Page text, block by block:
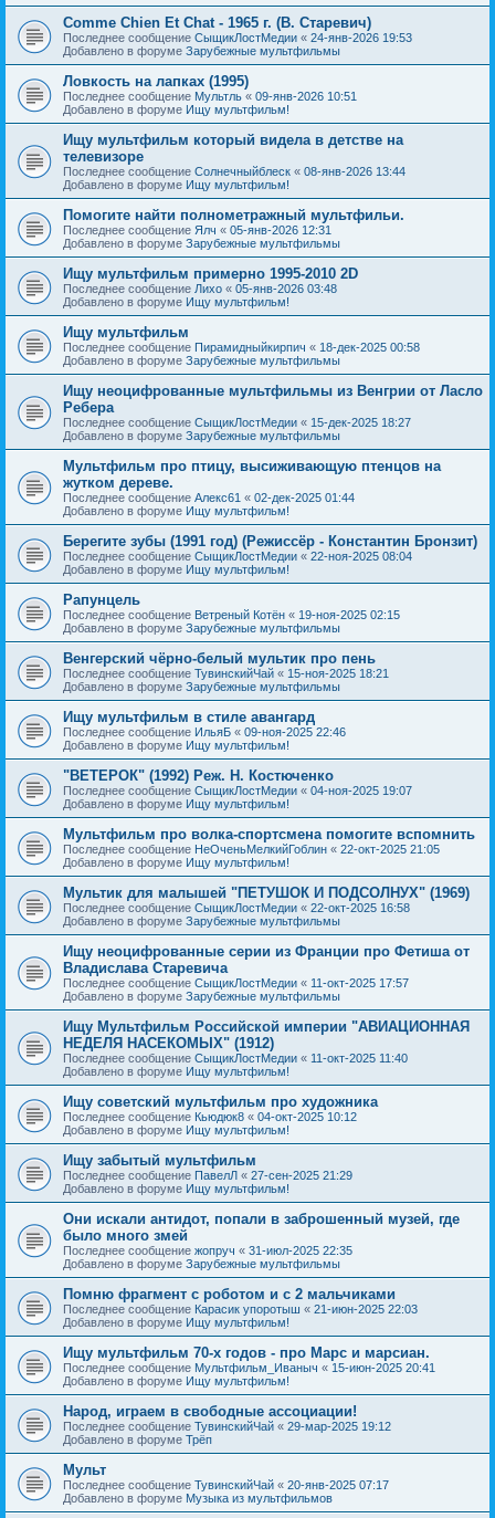
Comme Chien Et Chat - 1965 г. (В. Старевич)
Последнее сообщение СыщикЛостМедии « 24-янв-2026 19:53
Добавлено в форуме Зарубежные мультфильмы
Ловкость на лапках (1995)
Последнее сообщение Мультль « 09-янв-2026 10:51
Добавлено в форуме Ищу мультфильм!
Ищу мультфильм который видела в детстве на
телевизоре
Последнее сообщение Солнечныйблеск « 08-янв-2026 13:44
Добавлено в форуме Ищу мультфильм!
Помогите найти полнометражный мультфильи.
Последнее сообщение Ялч « 05-янв-2026 12:31
Добавлено в форуме Зарубежные мультфильмы
Ищу мультфильм примерно 1995-2010 2D
Последнее сообщение Лихо « 05-янв-2026 03:48
Добавлено в форуме Ищу мультфильм!
Ищу мультфильм
Последнее сообщение Пирамидныйкирпич « 18-дек-2025 00:58
Добавлено в форуме Зарубежные мультфильмы
Ищу неоцифрованные мультфильмы из Венгрии от Ласло
Ребера
Последнее сообщение СыщикЛостМедии « 15-дек-2025 18:27
Добавлено в форуме Зарубежные мультфильмы
Мультфильм про птицу, высиживающую птенцов на
жутком дереве.
Последнее сообщение Алекс61 « 02-дек-2025 01:44
Добавлено в форуме Ищу мультфильм!
Берегите зубы (1991 год) (Режиссёр - Константин Бронзит)
Последнее сообщение СыщикЛостМедии « 22-ноя-2025 08:04
Добавлено в форуме Ищу мультфильм!
Рапунцель
Последнее сообщение Ветреный Котён « 19-ноя-2025 02:15
Добавлено в форуме Зарубежные мультфильмы
Венгерский чёрно-белый мультик про пень
Последнее сообщение ТувинскийЧай « 15-ноя-2025 18:21
Добавлено в форуме Зарубежные мультфильмы
Ищу мультфильм в стиле авангард
Последнее сообщение ИльяБ « 09-ноя-2025 22:46
Добавлено в форуме Ищу мультфильм!
"ВЕТЕРОК" (1992) Реж. Н. Костюченко
Последнее сообщение СыщикЛостМедии « 04-ноя-2025 19:07
Добавлено в форуме Ищу мультфильм!
Мультфильм про волка-спортсмена помогите вспомнить
Последнее сообщение НеОченьМелкийГоблин « 22-окт-2025 21:05
Добавлено в форуме Ищу мультфильм!
Мультик для малышей "ПЕТУШОК И ПОДСОЛНУХ" (1969)
Последнее сообщение СыщикЛостМедии « 22-окт-2025 16:58
Добавлено в форуме Зарубежные мультфильмы
Ищу неоцифрованные серии из Франции про Фетиша от
Владислава Старевича
Последнее сообщение СыщикЛостМедии « 11-окт-2025 17:57
Добавлено в форуме Зарубежные мультфильмы
Ищу Мультфильм Российской империи "АВИАЦИОННАЯ
НЕДЕЛЯ НАСЕКОМЫХ" (1912)
Последнее сообщение СыщикЛостМедии « 11-окт-2025 11:40
Добавлено в форуме Ищу мультфильм!
Ищу советский мультфильм про художника
Последнее сообщение Кьюдюк8 « 04-окт-2025 10:12
Добавлено в форуме Ищу мультфильм!
Ищу забытый мультфильм
Последнее сообщение ПавелЛ « 27-сен-2025 21:29
Добавлено в форуме Ищу мультфильм!
Они искали антидот, попали в заброшенный музей, где
было много змей
Последнее сообщение жопруч « 31-июл-2025 22:35
Добавлено в форуме Зарубежные мультфильмы
Помню фрагмент с роботом и с 2 мальчиками
Последнее сообщение Карасик упоротыш « 21-июн-2025 22:03
Добавлено в форуме Ищу мультфильм!
Ищу мультфильм 70-х годов - про Марс и марсиан.
Последнее сообщение Мультфильм_Иваныч « 15-июн-2025 20:41
Добавлено в форуме Ищу мультфильм!
Народ, играем в свободные ассоциации!
Последнее сообщение ТувинскийЧай « 29-мар-2025 19:12
Добавлено в форуме Трёп
Мульт
Последнее сообщение ТувинскийЧай « 20-янв-2025 07:17
Добавлено в форуме Музыка из мультфильмов